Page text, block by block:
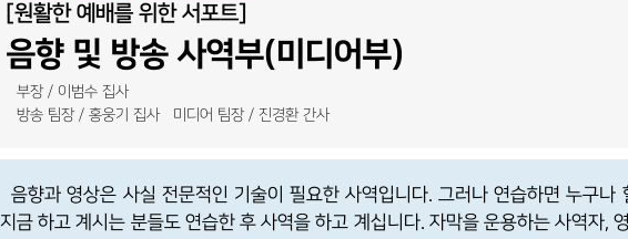
[원활한 예배를 위한 서포트]
음향 및 방송 사역부(미디어부)
부장 / 이범수 집사
방송 팀장 / 홍웅기 집사 미디어 팀장 / 진경환 간사
음향과 영상은 사실 전문적인 기술이 필요한 사역입니다. 그러나 연습하면 누구나
지금 하고 계시는 분들도 연습한 후 사역을 하고 계십니다. 자막을 운용하는 사역자,